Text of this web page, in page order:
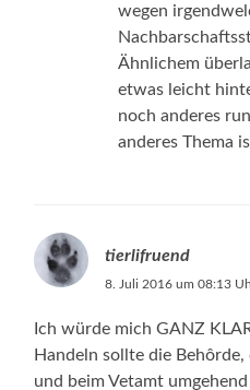
wegen
Ähnlichem
etwas leicht
noch anderes
anderes Thema
tierlifruend
8. Juli 2016 um 08:13
Ich würde mich GANZ
Handeln sollte die
und beim Vetamt